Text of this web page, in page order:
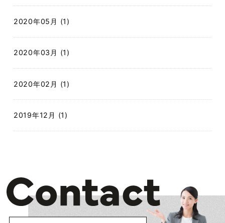
2020年05月 (1)
2020年03月 (1)
2020年02月 (1)
2019年12月 (1)